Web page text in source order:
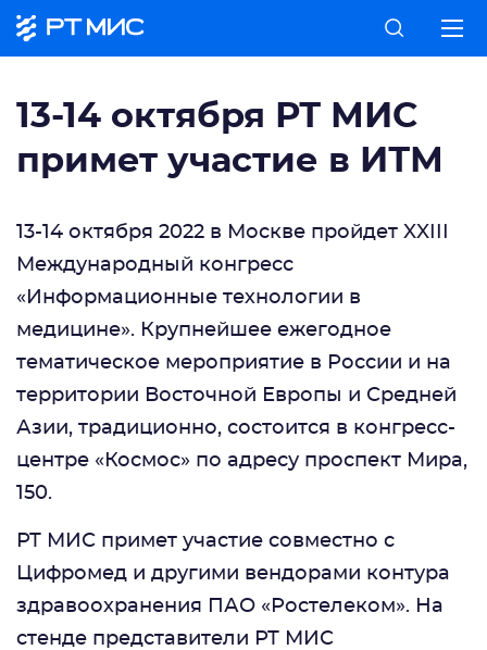
13-14 октября РТ МИС
примет участие в ИТМ
13-14 октября 2022 в Москве пройдет XXIII
Международный конгресс
«Информационные технологии в
медицине». Крупнейшее ежегодное
тематическое мероприятие в России и на
территории Восточной Европы и Средней
Азии, традиционно, состоится в конгресс-
центре «Космос» по адресу проспект Мира,
150.
РТ МИС примет участие совместно с
Цифромед и другими вендорами контура
здравоохранения ПАО «Ростелеком». На
стенде представители РТ МИС